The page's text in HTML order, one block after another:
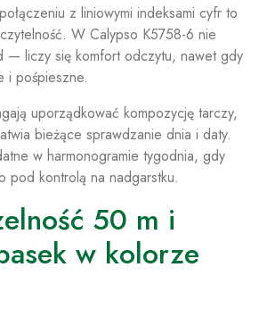
z liniowymi indeksami cyfr to
W Calypso K5758-6 nie
— liczy się komfort odczytu, nawet gdy
i pośpieszne.
uporządkować kompozycję tarczy,
bieżące sprawdzanie dnia i daty.
w harmonogramie tygodnia, gdy
pod kontrolą na nadgarstku.
50 m i
w kolorze